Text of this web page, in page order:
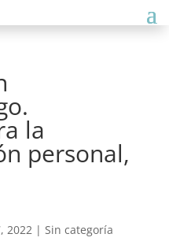
la
personal,
2022| Sin categoría